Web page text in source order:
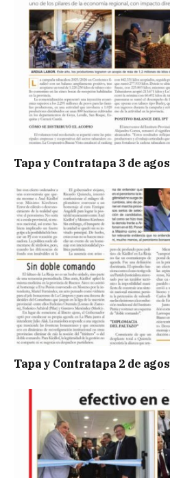
Tapa y Contratapa 3 de
Tapa y Contratapa 2 de